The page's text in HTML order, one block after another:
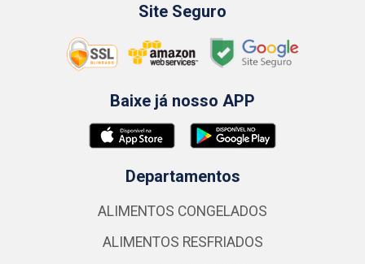
Site Seguro
Baixe já nosso APP
Departamentos
ALIMENTOS CONGELADOS
ALIMENTOS RESFRIADOS